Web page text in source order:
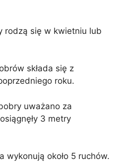
rodzą się w kwietniu lub
składa się z
roku.
uważano za
3 metry
wykonują około 5 ruchów.